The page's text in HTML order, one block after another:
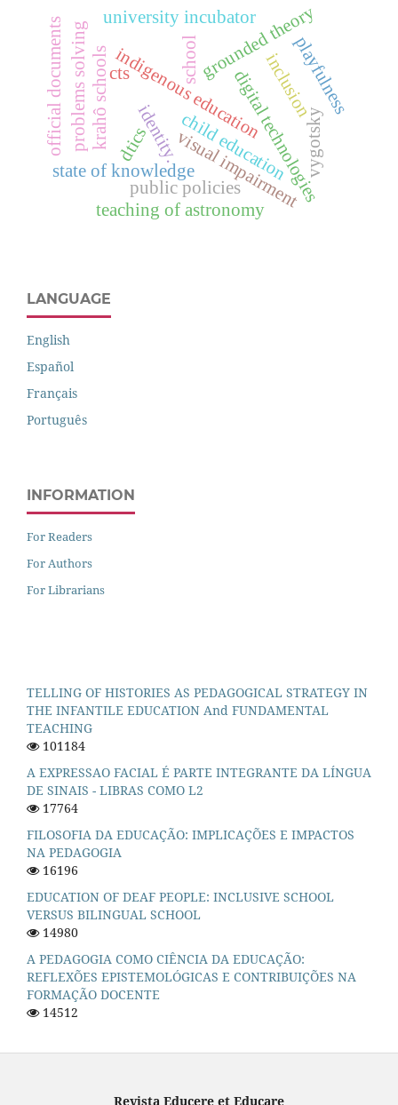
indigenous education
krahô schools identity.
state of knowledge
school
digital technologies
child education vygotsky
cts grounded theory
inclusionplayfulness
visual impairment
public policies
teaching of astronomy
dtics
problems solving
official documents university incubator
LANGUAGE
English
Español
Français
Português
INFORMATION
For Readers
For Authors
For Librarians
TELLING OF HISTORIES AS PEDAGOGICAL STRATEGY IN
THE INFANTILE EDUCATION And FUNDAMENTAL
TEACHING
101184
A EXPRESSAO FACIAL É PARTE INTEGRANTE DA LÍNGUA
DE SINAIS - LIBRAS COMO L2
17764
FILOSOFIA DA EDUCAÇÃO: IMPLICAÇÕES E IMPACTOS
NA PEDAGOGIA
16196
EDUCATION OF DEAF PEOPLE: INCLUSIVE SCHOOL
VERSUS BILINGUAL SCHOOL
14980
A PEDAGOGIA COMO CIÊNCIA DA EDUCAÇÃO:
REFLEXÕES EPISTEMOLÓGICAS E CONTRIBUIÇÕES NA
FORMAÇÃO DOCENTE
14512
Revista Educere et Educare